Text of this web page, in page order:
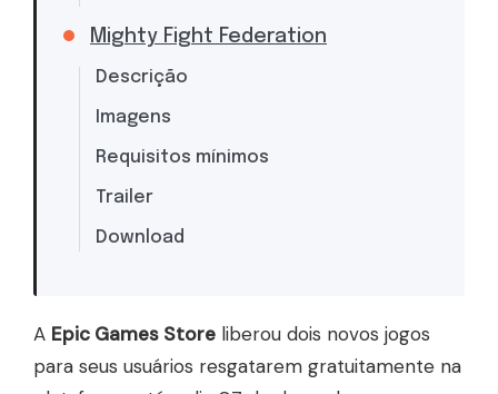
Mighty Fight Federation
Descrição
Imagens
Requisitos mínimos
Trailer
Download
A Epic Games Store liberou dois novos jogos
para seus usuários resgatarem gratuitamente na